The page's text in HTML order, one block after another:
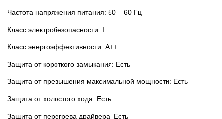
Частота напряжения питания: 50 – 60 Гц
Класс электробезопасности: I
Класс энергоэффективности: А++
Защита от короткого замыкания: Есть
Защита от превышения максимальной мощности: Есть
Защита от холостого хода: Есть
Защита от перегрева драйвера: Есть